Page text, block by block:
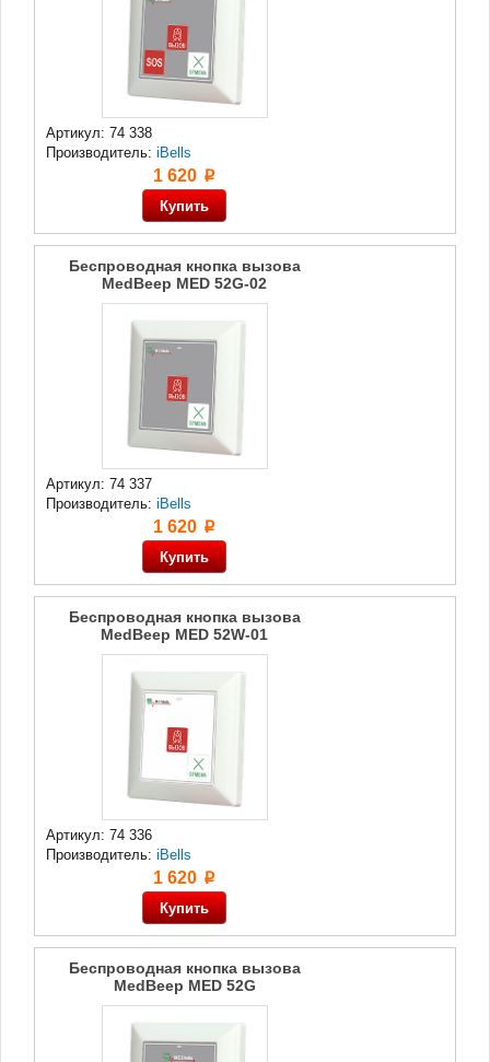
Артикул: 74 338
Производитель: iBells
1 620 p
Беспроводная кнопка вызова
MedBeep MED 52G-02
Артикул: 74 337
Производитель: iBells
1 620 p
Беспроводная кнопка вызова
MedBeep MED 52W-01
Артикул: 74 336
Производитель: iBells
1 620 p
Беспроводная кнопка вызова
MedBeep MED 52G